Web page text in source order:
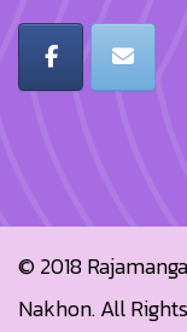
© 2018
Nakhon.All